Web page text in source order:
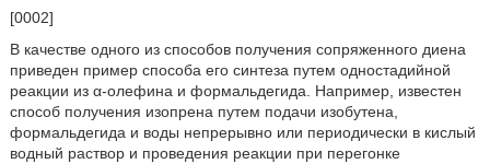
[0002]
В качестве одного из способов получения сопряженного диена
приведен пример способа его синтеза путем одностадийной
реакции из α-олефина и формальдегида. Например, известен
способ получения изопрена путем подачи изобутена,
формальдегида и воды непрерывно или периодически в кислый
водный раствор и проведения реакции при перегонке